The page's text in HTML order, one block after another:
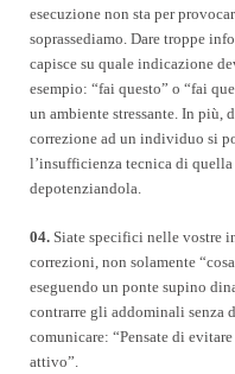
esecuzione non sta per
soprassediamo. Dare troppe
capisce su quale indicazione
esempio: “fai questo” o “fai
un ambiente stressante. In più,
correzione ad un individuo si
l’insufficienza tecnica di quella
depotenziandola.
04. Siate specifici nelle vostre
correzioni, non solamente
eseguendo un ponte supino
contrarre gli addominali senza
comunicare: “Pensate di
attivo”.